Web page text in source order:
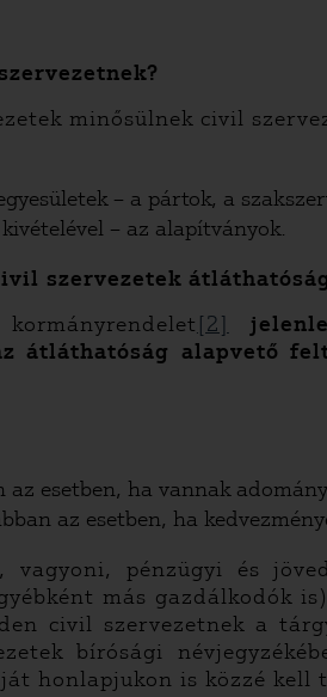
minősülnek civil
– a pártok, a
– az alapítványok.
szervezetek
[2]
átláthatóság alapvető
esetben, ha vannak
az esetben, ha
pénzügyi és
más gazdálkodók
civil szervezetnek a
bírósági
honlapjukon is közzé